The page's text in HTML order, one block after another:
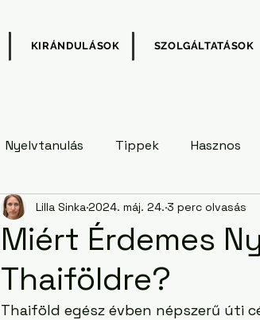
KIRÁNDULÁSOK SZOLGÁLTATÁSOK
Nyelvtanulás Tippek Hasznos
Miért Érdemes
Thaiföldre?
Lilla Sinka 2024. máj. 24. 3 perc olvasás
Thaiföld egész évben népszerű úti